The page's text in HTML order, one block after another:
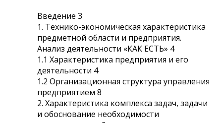
Введение 3
1. Технико-экономическая характеристика
предметной области и предприятия.
Анализ деятельности «КАК ЕСТЬ» 4
1.1 Характеристика предприятия и его
деятельности 4
1.2 Организационная структура управления
предприятием 8
2. Характеристика комплекса задач, задачи
и обоснование необходимости